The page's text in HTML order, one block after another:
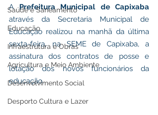
Saúde e Saneamento
Educação
Infraestrutura e Obras
Agricultura e Meio Ambiente
Desenvolvimento Social
Desporto Cultura e Lazer
A Prefeitura Municipal de Capixaba
através da Secretaria Municipal de
Educação realizou na manhã da última
sexta-feira, na SEME de Capixaba, a
assinatura dos contratos de posse e
lotação dos novos funcionários da
educação.